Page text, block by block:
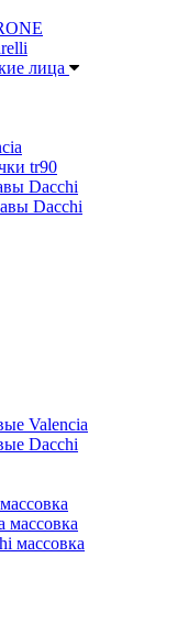
лица
tr90
Dacchi
Dacchi
Valencia
Dacchi
массовка
массовка